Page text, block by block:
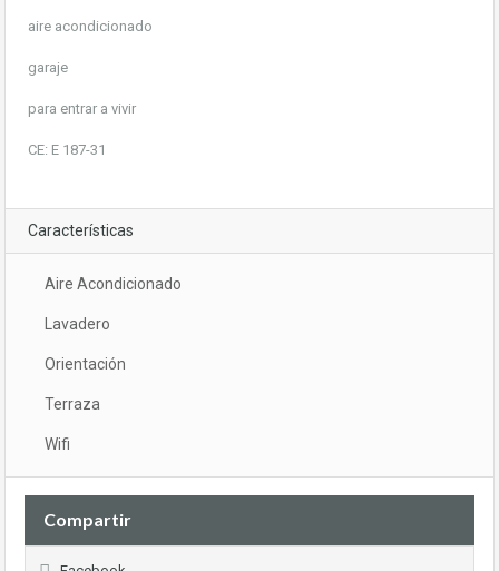
aire acondicionado
garaje
para entrar a vivir
CE: E 187-31
Características
Aire Acondicionado
Lavadero
Orientación
Terraza
Wifi
Compartir